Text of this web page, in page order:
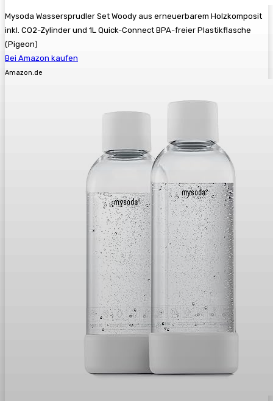
Mysoda Wassersprudler Set Woody aus erneuerbarem Holzkomposit
inkl. CO2-Zylinder und 1L Quick-Connect BPA-freier Plastikflasche
(Pigeon)
Bei Amazon kaufen
Amazon.de